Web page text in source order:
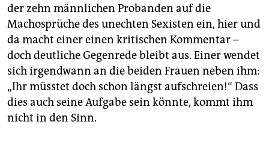
der zehn männlichen Probanden auf die
Machosprüche des unechten Sexisten ein, hier und
da macht einer einen kritischen Kommentar –
doch deutliche Gegenrede bleibt aus. Einer wendet
sich irgendwann an die beiden Frauen neben ihm:
„Ihr müsstet doch schon längst aufschreien!“ Dass
dies auch seine Aufgabe sein könnte, kommt ihm
nicht in den Sinn.